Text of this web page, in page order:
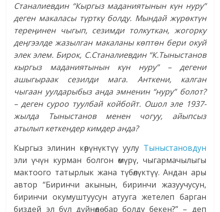
Станалиевдин “Кыргыз маданиятынын күн нуру”
деген макаласы түрткү болду. Мындай жүрөктүн
тереңинен чыгып, сезимди толкуткан, жогорку
деңгээлде жазылган макаланы көптөн бери окуй
элек элем. Бирок, С.Станалиевдин “К.Тыныстанов
кыргыз маданиятынын күн нуру” – дегени
ашыгыраак сезилди мага. Анткени, калган
чыгаан уулдарыбыз анда эмненин “нуру” болот?
– деген суроо туулбай койбойт. Ошол эле 1937-
жылда Тыныстанов менен чогуу, айыпсыз
атылып кеткендер кимдер анда?
Кыргыз элинин көрүнүктүү уулу Тыныстановдун
эли үчүн курман болгон өмүрү, чыгармачылыгы
мактоого татырлык жана түбө­лүк­түү. Андан ары
автор “Биринчи акынын, биринчи жазуучусун,
биринчи окумуштуусун атууга жетелеп барган
биздей эл бул дүйнөдө бар болду бекен?” – деп